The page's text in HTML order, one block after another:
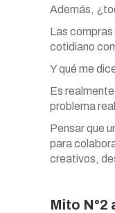
Además,
Las compras
cotidiano
Y qué me
Es
problema
Pensar que
para
creativos,
Mito N°2